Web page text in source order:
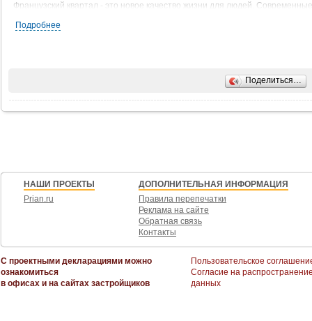
Французский квартал - это новое качество жизни для людей.
При желании можно прогуляться в лес. Соседи -приличные люди.
Приходите, смотрите, выбирайте, вы будет в восторге. Подходит под
JV003054139116
Подробнее
Поделиться…
НАШИ ПРОЕКТЫ
Prian.ru
ДОПОЛНИТЕЛЬНАЯ ИНФОРМАЦИЯ
Правила перепечатки
Реклама на сайте
Обратная связь
Контакты
С проектными декларациями можно
ознакомиться
в офисах и на сайтах застройщиков
Пользовательское
Согласие на
данных